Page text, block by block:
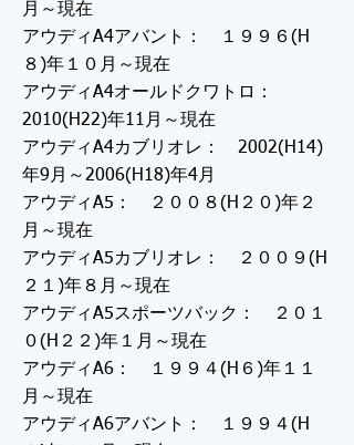
月～現在
アウディA4アバント： １９９６(H
８)年１０月～現在
アウディA4オールドクワトロ：
2010(H22)年11月～現在
アウディA4カブリオレ： 2002(H14)
年9月～2006(H18)年4月
アウディA5： ２００８(H２０)年２
月～現在
アウディA5カブリオレ： ２００９(H
２１)年８月～現在
アウディA5スポーツバック： ２０１
０(H２２)年１月～現在
アウディA6： １９９４(H６)年１１
月～現在
アウディA6アバント： １９９４(H